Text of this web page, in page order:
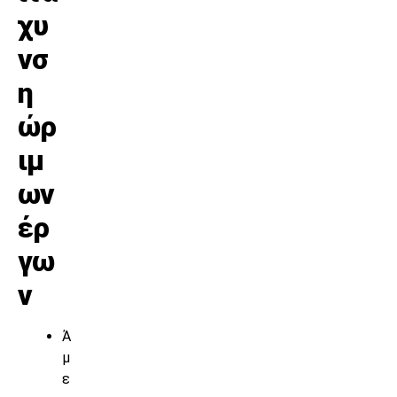
χυ
νσ
η
ώρ
ιμ
ων
έρ
γω
ν
Ά
μ
ε